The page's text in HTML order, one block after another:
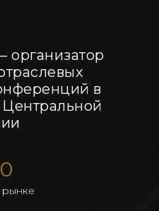
организатор
в
Центральной
рынке